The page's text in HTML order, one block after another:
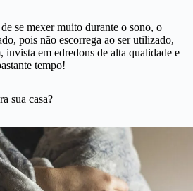
se mexer muito durante o sono, o
pois não escorrega ao ser utilizado,
invista em edredons de alta qualidade e
tempo!
sua casa?